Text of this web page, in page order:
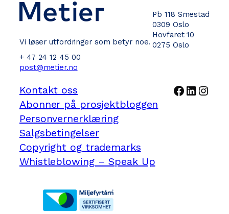
Vi løser utfordringer som betyr noe.
+ 47 24 12 45 00
post@metier.no
Pb 118 Smestad
0309 Oslo
Hovfaret 10
0275 Oslo
Kontakt oss
Abonner på prosjektbloggen
Personvernerklæring
Salgsbetingelser
Copyright og trademarks
Whistleblowing – Speak Up
Facebook